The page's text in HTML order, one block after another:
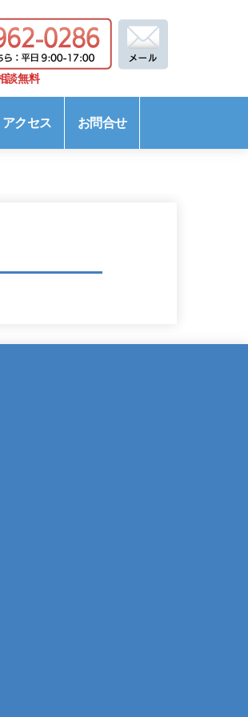
談無料
アクセス お問合せ